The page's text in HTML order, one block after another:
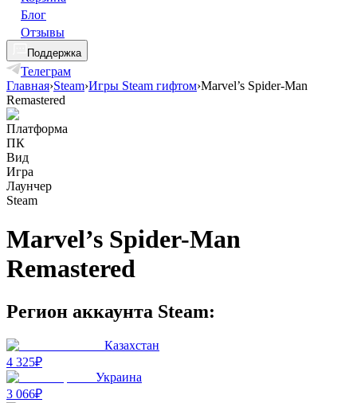
Блог
Отзывы
Поддержка
Телеграм
Главная›Steam›Игры Steam гифтом›Marvel’s Spider-Man
Remastered
Платформа
ПК
Вид
Игра
Лаунчер
Steam
Marvel’s Spider-Man
Remastered
Регион аккаунта Steam:
Казахстан
4 325₽
Украина
3 066₽